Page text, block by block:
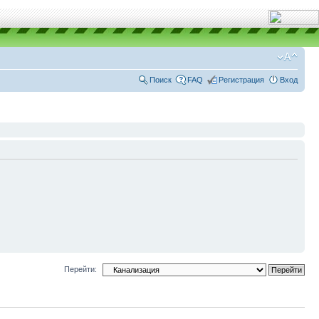
Поиск FAQ Регистрация Вход
Перейти: